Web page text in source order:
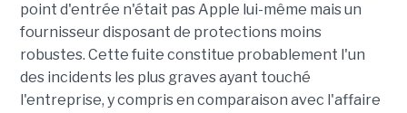
point d'entrée n'était pas Apple lui-même mais un
fournisseur disposant de protections moins
robustes. Cette fuite constitue probablement l'un
des incidents les plus graves ayant touché
l'entreprise, y compris en comparaison avec l'affaire